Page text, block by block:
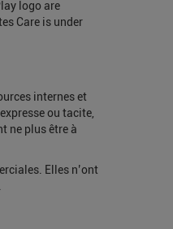
logo are
Care is under
internes et
ou tacite,
ne plus être à
Elles n’ont